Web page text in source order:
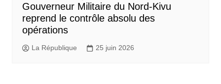
Gouverneur Militaire du Nord-Kivu
reprend le contrôle absolu des
opérations
La République 25 juin 2026